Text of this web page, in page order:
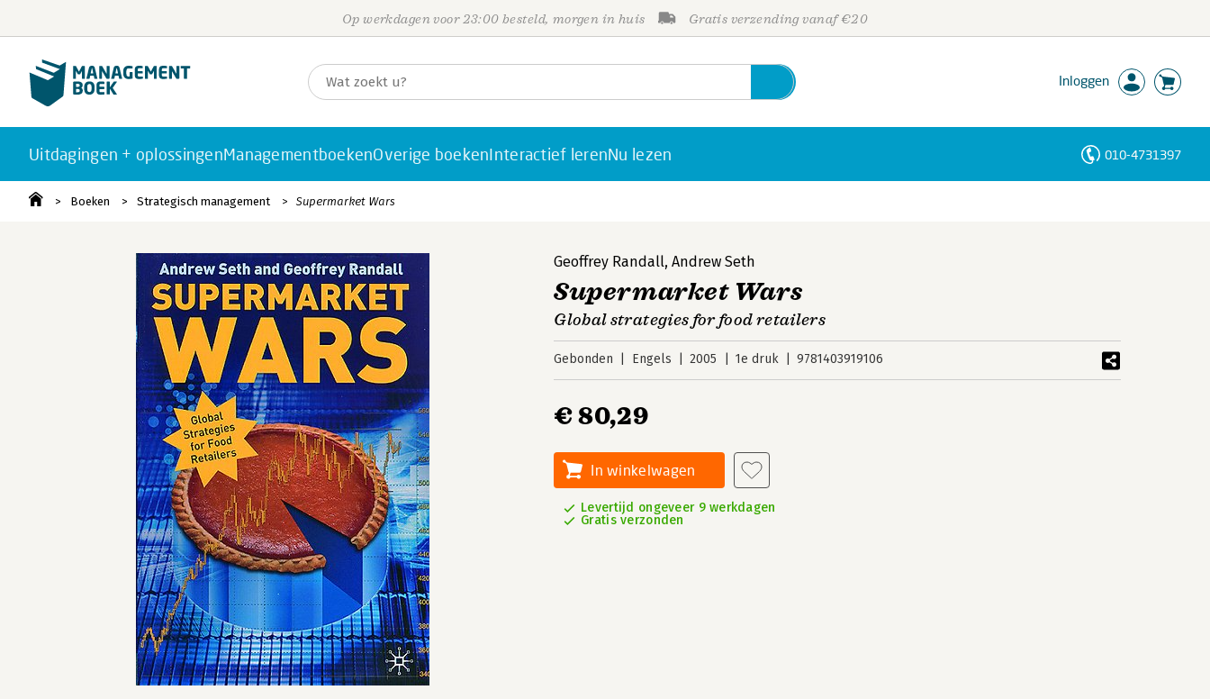
Op werkdagen voor 23:00 besteld, morgen in huis Gratis verzending vanaf €20
Inloggen
Uitdagingen + oplossingenManagementboekenOverige boekenInteractief lerenNu lezen 010-4731397
Boeken Strategisch management Supermarket Wars
Geoffrey Randall,Andrew Seth
Supermarket Wars
Global strategies for food retailers
Gebonden Engels 2005 1e druk 9781403919106
€ 80,29
In winkelwagen
Levertijd ongeveer 9 werkdagen
Gratis verzonden
Personen